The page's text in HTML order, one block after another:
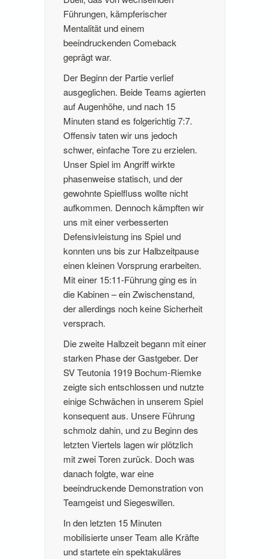
Führungen, kämpferischer
Mentalität und einem
beeindruckenden Comeback
geprägt war.
Der Beginn der Partie verlief
ausgeglichen. Beide Teams agierten
auf Augenhöhe, und nach 15
Minuten stand es folgerichtig 7:7.
Offensiv taten wir uns jedoch
schwer, einfache Tore zu erzielen.
Unser Spiel im Angriff wirkte
phasenweise statisch, und der
gewohnte Spielfluss wollte nicht
aufkommen. Dennoch kämpften wir
uns mit einer verbesserten
Defensivleistung ins Spiel und
konnten uns bis zur Halbzeitpause
einen kleinen Vorsprung erarbeiten.
Mit einer 15:11-Führung ging es in
die Kabinen – ein Zwischenstand,
der allerdings noch keine Sicherheit
versprach.
Die zweite Halbzeit begann mit einer
starken Phase der Gastgeber. Der
SV Teutonia 1919 Bochum-Riemke
zeigte sich entschlossen und nutzte
einige Schwächen in unserem Spiel
konsequent aus. Unsere Führung
schmolz dahin, und zu Beginn des
letzten Viertels lagen wir plötzlich
mit zwei Toren zurück. Doch was
danach folgte, war eine
beeindruckende Demonstration von
Teamgeist und Siegeswillen.
In den letzten 15 Minuten
mobilisierte unser Team alle Kräfte
und startete ein spektakuläres